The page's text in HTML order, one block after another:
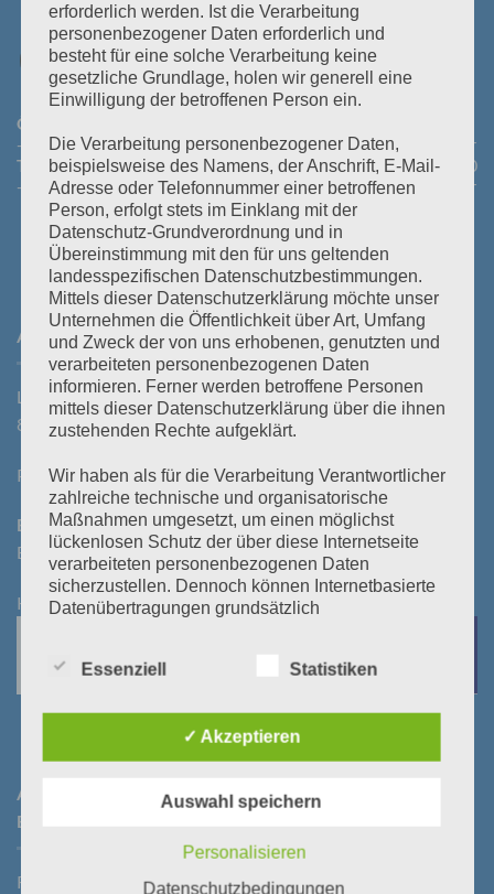
Öffnungszeiten Abhollager:
- 11:30 Uhr und 14:00 - 16:45 UhrFreitag:08:30 - 13:30 Uhr
Telefonische Erreichbarkeit:Montag bis Donnerstag:08:00
- 12:00 Uhr und 13:30 - 18:00 UhrFreitag:08:00 - 14:00 Uhr
ANFAHRT
Laßnitzstraße 19
8522 Groß St. Florian
Parkplatz vorhanden!
Bezahlung bei Selbstabholung:
Bar oder mittels Kontoeingang vor/bei Abholung
KEINE BANKOMATKASSA
ANZAHLUNGS- UND KONTODATEN FÜR
BESTELLUNGEN​:
Raiffeisenbank Gleinstätten-Leutschach-Groß St. Florian
erforderlich werden. Ist die Verarbeitung
personenbezogener Daten erforderlich und
besteht für eine solche Verarbeitung keine
gesetzliche Grundlage, holen wir generell eine
Einwilligung der betroffenen Person ein.
Die Verarbeitung personenbezogener Daten,
beispielsweise des Namens, der Anschrift, E-Mail-
Adresse oder Telefonnummer einer betroffenen
Person, erfolgt stets im Einklang mit der
Datenschutz-Grundverordnung und in
Übereinstimmung mit den für uns geltenden
landesspezifischen Datenschutzbestimmungen.
Mittels dieser Datenschutzerklärung möchte unser
Unternehmen die Öffentlichkeit über Art, Umfang
und Zweck der von uns erhobenen, genutzten und
verarbeiteten personenbezogenen Daten
informieren. Ferner werden betroffene Personen
mittels dieser Datenschutzerklärung über die ihnen
zustehenden Rechte aufgeklärt.
Wir haben als für die Verarbeitung Verantwortlicher
zahlreiche technische und organisatorische
Maßnahmen umgesetzt, um einen möglichst
lückenlosen Schutz der über diese Internetseite
verarbeiteten personenbezogenen Daten
sicherzustellen. Dennoch können Internetbasierte
Datenübertragungen grundsätzlich
diesem Grund steht es jeder betroffenen Person
alternativen Wegen, beispielsweise telefonisch, an
uns zu übermitteln.
Begrifflichkeiten, die durch den Europäischen
Essenziell Statistiken
✓ Akzeptieren
Auswahl speichern
Personalisieren
Datenschutzbedingungen